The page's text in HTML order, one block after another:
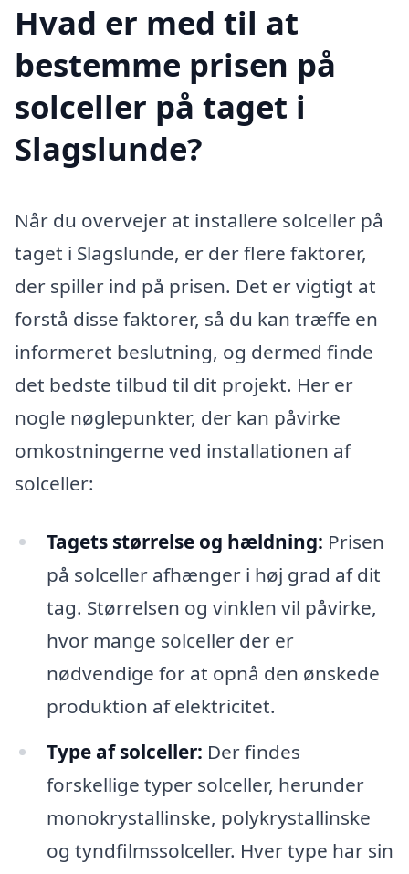
Hvad er med til at
bestemme prisen på
solceller på taget i
Slagslunde?
Når du overvejer at installere solceller på
taget i Slagslunde, er der flere faktorer,
der spiller ind på prisen. Det er vigtigt at
forstå disse faktorer, så du kan træffe en
informeret beslutning, og dermed finde
det bedste tilbud til dit projekt. Her er
nogle nøglepunkter, der kan påvirke
omkostningerne ved installationen af
solceller:
Tagets størrelse og hældning: Prisen
på solceller afhænger i høj grad af dit
tag. Størrelsen og vinklen vil påvirke,
hvor mange solceller der er
nødvendige for at opnå den ønskede
produktion af elektricitet.
Type af solceller: Der findes
forskellige typer solceller, herunder
monokrystallinske, polykrystallinske
og tyndfilmssolceller. Hver type har sin